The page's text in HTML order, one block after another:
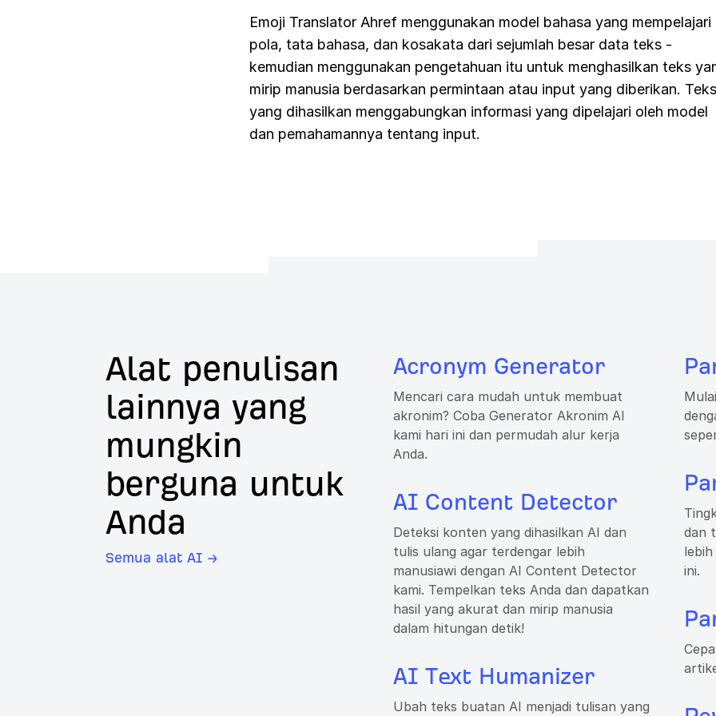
Emoji Translator Ahref menggunakan model bahasa yang mempelajari
pola, tata bahasa, dan kosakata dari sejumlah besar data teks -
kemudian menggunakan pengetahuan itu untuk menghasilkan teks
mirip manusia berdasarkan permintaan atau input yang diberikan. Teks
yang dihasilkan menggabungkan informasi yang dipelajari oleh model
dan pemahamannya tentang input.
Alat penulisan
lainnya yang
mungkin
berguna untuk
Anda
Semua alat AI →
Acronym Generator
Mencari cara mudah untuk membuat
akronim? Coba Generator Akronim AI
kami hari ini dan permudah alur kerja
Anda.
AI Content Detector
Deteksi konten yang dihasilkan AI dan
tulis ulang agar terdengar lebih
manusiawi dengan AI Content Detector
kami. Tempelkan teks Anda dan dapatkan
hasil yang akurat dan mirip manusia
dalam hitungan detik!
AI Text Humanizer
Ubah teks buatan AI menjadi tulisan yang
dan
ini.